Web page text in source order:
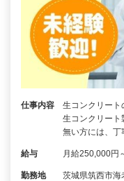
仕事内容
生コンクリート
生コンクリート
無い方には、
給与 月給250,000円
勤務地
茨城県筑西市海